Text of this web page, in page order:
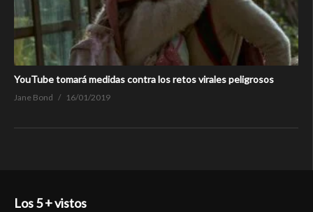
YouTube tomará medidas contra los retos virales peligrosos
Jane Bond 16/01/2019
Los 5 + vistos